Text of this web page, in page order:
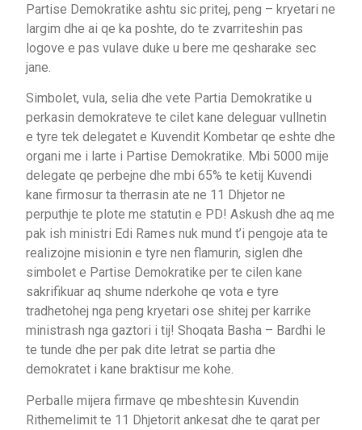
Partise Demokratike ashtu sic pritej, peng – kryetari ne
largim dhe ai qe ka poshte, do te zvarriteshin pas
logove e pas vulave duke u bere me qesharake sec
jane.
Simbolet, vula, selia dhe vete Partia Demokratike u
perkasin demokrateve te cilet kane deleguar vullnetin
e tyre tek delegatet e Kuvendit Kombetar qe eshte dhe
organi me i larte i Partise Demokratike. Mbi 5000 mije
delegate qe perbejne dhe mbi 65% te ketij Kuvendi
kane firmosur ta therrasin ate ne 11 Dhjetor ne
perputhje te plote me statutin e PD! Askush dhe aq me
pak ish ministri Edi Rames nuk mund t’i pengoje ata te
realizojne misionin e tyre nen flamurin, siglen dhe
simbolet e Partise Demokratike per te cilen kane
sakrifikuar aq shume nderkohe qe vota e tyre
tradhetohej nga peng kryetari ose shitej per karrike
ministrash nga gaztori i tij! Shoqata Basha – Bardhi le
te tunde dhe per pak dite letrat se partia dhe
demokratet i kane braktisur me kohe.
Perballe mijera firmave qe mbeshtesin Kuvendin
Rithemelimit te 11 Dhjetorit ankesat dhe te qarat per